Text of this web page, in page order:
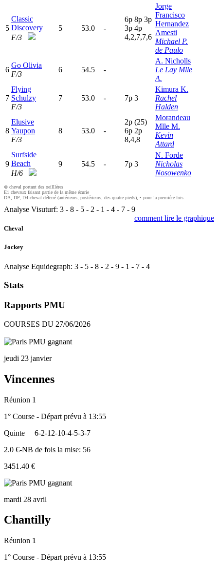
5
Classic
Discovery
F/3
5 53.0 -
6p 8p 3p
3p 4p
4,2,7,7,6
Jorge
Francisco
Hernandez
Amesti
Michael P.
de Paulo
6
Go Olivia
F/3
6 54.5 -
A. Nicholls
Le Lay Mlle
A.
7
Flying
Schulzy
F/3
7 53.0 - 7p 3
Kimura K.
Rachel
Halden
8
Elusive
Yaupon
F/3
8 53.0 -
2p (25)
6p 2p
8,4,8
Morandeau
Mlle M.
Kevin
Attard
9
Surfside
Beach
H/6
9 54.5 - 7p 3
N. Forde
Nicholas
Nosowenko
⊗ cheval portant des oeilllères
E1 chevaux faisant partie de la même écurie
DA, DP, D4 cheval déferré (antérieurs, postérieurs, des quatre pieds), • pour la première fois.
Analyse Visuturf: 3 - 8 - 5 - 2 - 1 - 4 - 7 - 9
comment lire le graphique
Cheval
Jockey
Analyse Equidegraph: 3 - 5 - 8 - 2 - 9 - 1 - 7 - 4
Stats
Rapports PMU
COURSES DU 27/06/2026
jeudi 23 janvier
Vincennes
Réunion 1
1° Course - Départ prévu à 13:55
Quinte
6-2-12-10-4-5-3-7
2.0 €-NB de fois la mise: 56
3451.40 €
mardi 28 avril
Chantilly
Réunion 1
1° Course - Départ prévu à 13:55